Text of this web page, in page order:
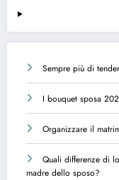
Sempre più di
I bouquet sposa
Organizzare il
Quali differenze di
madre dello sposo?